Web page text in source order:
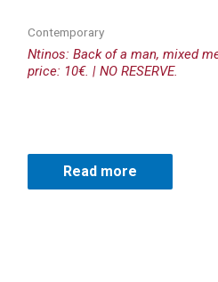
Contemporary
Ntinos: Back of a man, mixed
price: 10€. | NO RESERVE.
Read more